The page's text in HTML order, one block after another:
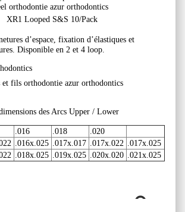
XR1 Looped S&S 10/Pack
d’espace, fixation d’élastiques et
Disponible en 2 et 4 loop.
des Arcs Upper / Lower
.016 .018
.020
.016x.025 .017x.017 .017x.022 .017x.025
.018x.025 .019x.025 .020x.020 .021x.025